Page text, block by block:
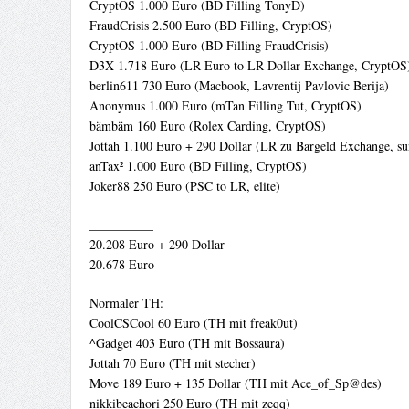
CryptOS 1.000 Euro (BD Filling TonyD)
FraudCrisis 2.500 Euro (BD Filling, CryptOS)
CryptOS 1.000 Euro (BD Filling FraudCrisis)
D3X 1.718 Euro (LR Euro to LR Dollar Exchange,
berlin611 730 Euro (Macbook, Lavrentij Pavlovic Berija)
Anonymus 1.000 Euro (mTan Filling Tut, CryptOS)
bämbäm 160 Euro (Rolex Carding, CryptOS)
Jottah 1.100 Euro + 290 Dollar (LR zu Bargeld Exchange,
anTax² 1.000 Euro (BD Filling, CryptOS)
Joker88 250 Euro (PSC to LR, elite)
20.208 Euro + 290 Dollar
20.678 Euro
Normaler TH:
CoolCSCool 60 Euro (TH mit freak0ut)
^Gadget 403 Euro (TH mit Bossaura)
Jottah 70 Euro (TH mit stecher)
Move 189 Euro + 135 Dollar (TH mit Ace_of_Sp@des)
nikkibeachori 250 Euro (TH mit zeqq)